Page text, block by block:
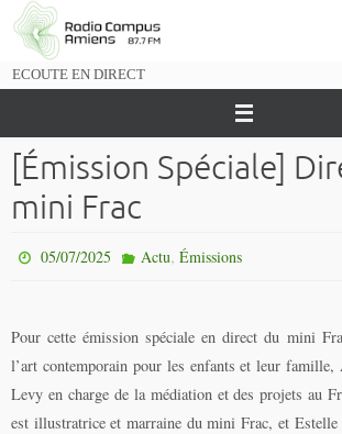
Passer
vers
ECOUTE EN DIRECT
[Émission Spéciale]
mini Frac
05/07/2025 Actu, Émissions
Pour cette émission spéciale en direct du mini
l’art contemporain pour les enfants et leur
Levy en charge de la médiation et des projets au
est illustratrice et marraine du mini Frac, et Estelle